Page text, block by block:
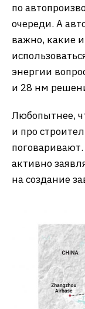
по
очереди. А
важно, какие
энергии
и 28 нм
Любопытнее,
и про
активно
на создание